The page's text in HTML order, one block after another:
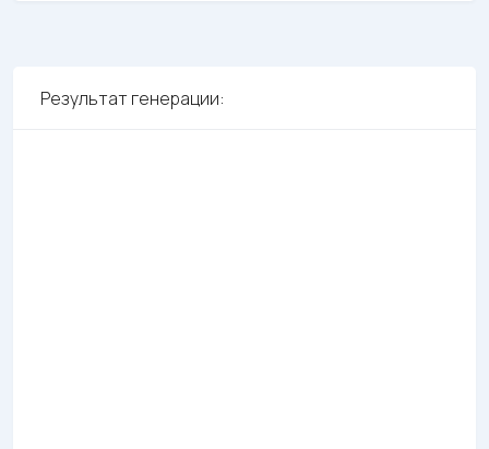
Результат генерации: